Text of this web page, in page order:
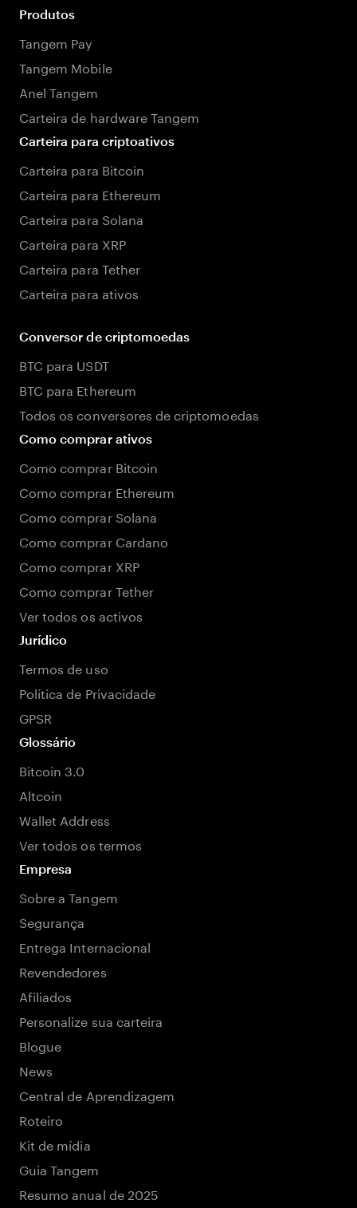
Produtos
Tangem Pay
Tangem Mobile
Anel Tangem
Carteira de hardware Tangem
Carteira para criptoativos
Carteira para Bitcoin
Carteira para Ethereum
Carteira para Solana
Carteira para XRP
Carteira para Tether
Carteira para ativos
Conversor de criptomoedas
BTC para USDT
BTC para Ethereum
Todos os conversores de criptomoedas
Como comprar ativos
Como comprar Bitcoin
Como comprar Ethereum
Como comprar Solana
Como comprar Cardano
Como comprar XRP
Como comprar Tether
Ver todos os activos
Jurídico
Termos de uso
Política de Privacidade
GPSR
Glossário
Bitcoin 3.0
Altcoin
Wallet Address
Ver todos os termos
Empresa
Sobre a Tangem
Segurança
Entrega Internacional
Revendedores
Afiliados
Personalize sua carteira
Blogue
News
Central de Aprendizagem
Roteiro
Kit de mídia
Guia Tangem
Resumo anual de 2025